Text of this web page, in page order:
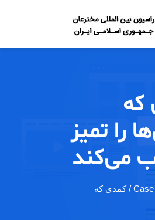
که
را تمیز
می‌کند
/ Case Study / کمدی که